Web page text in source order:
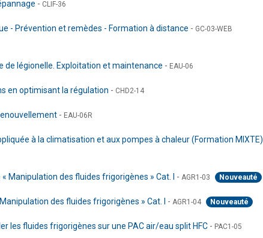
- CLIF-36
- Prévention et remèdes - Formation à distance - GC-03-WEB
légionelle. Exploitation et maintenance - EAU-06
en optimisant la régulation - CHD2-14
- EAU-06R
à la climatisation et aux pompes à chaleur (Formation MIXTE)
Manipulation des fluides frigorigènes » Cat. I - AGR1-03 Nouveauté
des fluides frigorigènes » Cat. I - AGR1-04 Nouveauté
les fluides frigorigènes sur une PAC air/eau split HFC - PAC1-05